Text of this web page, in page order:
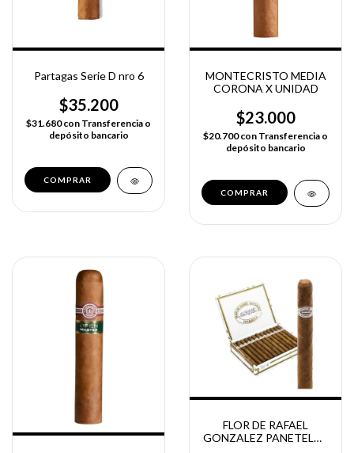
Partagas Serie D nro 6
$35.200
$31.680con Transferencia o
depósito bancario
MONTECRISTO MEDIA
CORONA X UNIDAD
$23.000
$20.700con Transferencia o
depósito bancario
FLOR DE RAFAEL
GONZALEZ PANETELAS